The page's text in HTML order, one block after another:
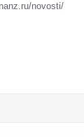
novosti/